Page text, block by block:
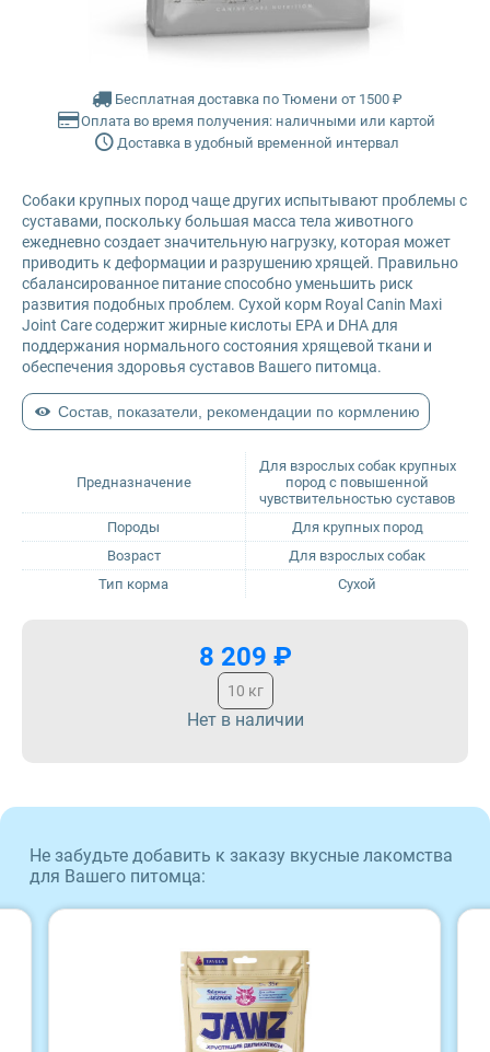
Mr. Buffalo
Petvador
Premier
ProBalance
ProХвост
Royal Canin
Sirius
Wonderfur
8 209 ₽
10 кг
Нет в наличии
Бесплатная доставка по Тюмени от 1500 ₽
Оплата во время получения: наличными или картой
Доставка в удобный временной интервал
Предназначение
Для взрослых собак крупных
пород с повышенной
чувствительностью суставов
Породы
Для крупных пород
Возраст
Для взрослых собак
Тип корма
Сухой
Собаки крупных пород чаще других испытывают проблемы с
суставами, поскольку большая масса тела животного
ежедневно создает значительную нагрузку, которая может
приводить к деформации и разрушению хрящей. Правильно
сбалансированное питание способно уменьшить риск
развития подобных проблем. Сухой корм Royal Canin Maxi
Joint Care содержит жирные кислоты EPA и DHA для
поддержания нормального состояния хрящевой ткани и
обеспечения здоровья суставов Вашего питомца.
Состав, показатели, рекомендации по кормлению
Не забудьте добавить к заказу вкусные лакомства
для Вашего питомца: